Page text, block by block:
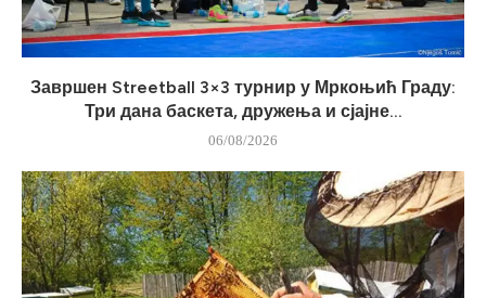
Завршен Streetball 3×3 турнир у Мркоњић Граду:
Три дана баскета, дружења и сјајне...
06/08/2026